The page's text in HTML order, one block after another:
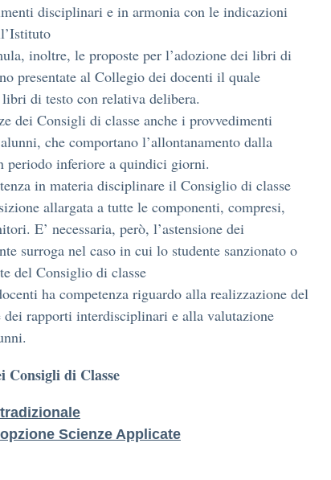
disciplinari e in armonia con le indicazioni
inoltre, le proposte per l’adozione dei libri di
presentate al Collegio dei docenti il quale
di testo con relativa delibera.
dei Consigli di classe anche i provvedimenti
che comportano l’allontanamento dalla
periodo inferiore a quindici giorni.
in materia disciplinare il Consiglio di classe
allargata a tutte le componenti, compresi,
E’ necessaria, però, l’astensione dei
surroga nel caso in cui lo studente sanzionato o
del Consiglio di classe
ha competenza riguardo alla realizzazione del
rapporti interdisciplinari e alla valutazione
Consigli di Classe
Scienze Applicate